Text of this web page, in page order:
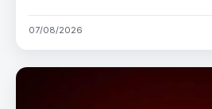
07/08/2026